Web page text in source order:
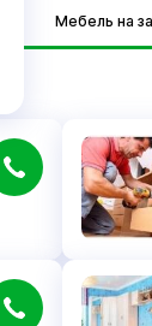
Мебель на